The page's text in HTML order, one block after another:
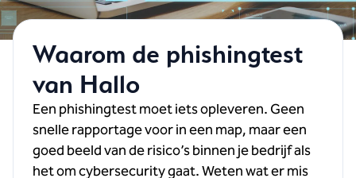
Waarom de phishingtest
van Hallo
Een phishingtest moet iets opleveren. Geen
snelle rapportage voor in een map, maar een
goed beeld van de risico’s binnen je bedrijf als
het om cybersecurity gaat. Weten wat er mis